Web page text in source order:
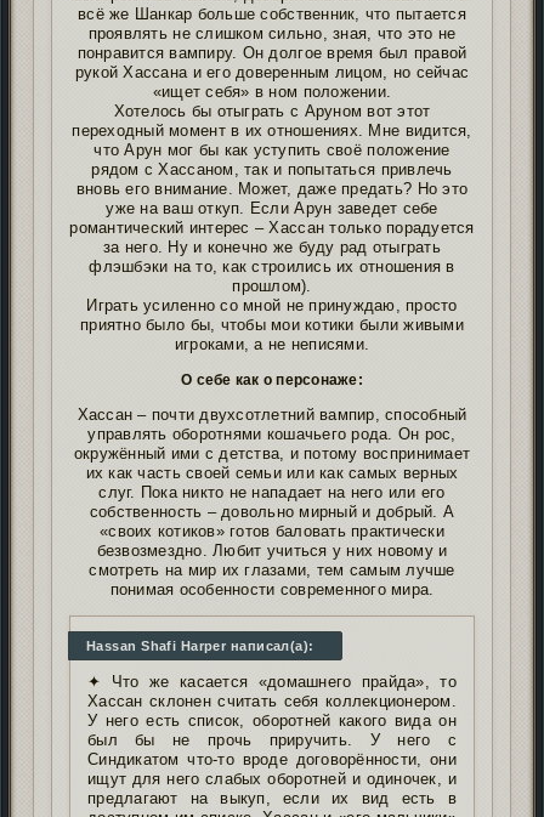
всё же Шанкар больше собственник, что пытается
проявлять не слишком сильно, зная, что это не
понравится вампиру. Он долгое время был правой
рукой Хассана и его доверенным лицом, но сейчас
«ищет себя» в ном положении.
Хотелось бы отыграть с Аруном вот этот
переходный момент в их отношениях. Мне видится,
что Арун мог бы как уступить своё положение
рядом с Хассаном, так и попытаться привлечь
вновь его внимание. Может, даже предать? Но это
уже на ваш откуп. Если Арун заведет себе
романтический интерес – Хассан только порадуется
за него. Ну и конечно же буду рад отыграть
флэшбэки на то, как строились их отношения в
прошлом).
Играть усиленно со мной не принуждаю, просто
приятно было бы, чтобы мои котики были живыми
игроками, а не неписями.
О себе как о персонаже:
Хассан – почти двухсотлетний вампир, способный
управлять оборотнями кошачьего рода. Он рос,
окружённый ими с детства, и потому воспринимает
их как часть своей семьи или как самых верных
слуг. Пока никто не нападает на него или его
собственность – довольно мирный и добрый. А
«своих котиков» готов баловать практически
безвозмездно. Любит учиться у них новому и
смотреть на мир их глазами, тем самым лучше
понимая особенности современного мира.
Hassan Shafi Harper написал(а):
✦ Что же касается «домашнего прайда», то
Хассан склонен считать себя коллекционером.
У него есть список, оборотней какого вида он
был бы не прочь приручить. У него с
Синдикатом что-то вроде договорённости, они
ищут для него слабых оборотней и одиночек, и
предлагают на выкуп, если их вид есть в